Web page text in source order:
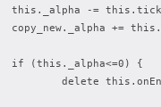
this._alpha -=
copy_new._alpha +=
		if (this._alpha<=0) {
delete